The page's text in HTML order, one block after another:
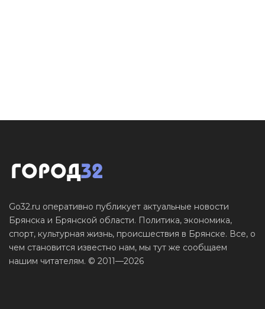
Go32.ru оперативно публикует актуальные новости
Брянска и Брянской области. Политика, экономика,
спорт, культурная жизнь, происшествия в Брянске. Все, о
чем становится известно нам, мы тут же сообщаем
нашим читателям. © 2011—2026